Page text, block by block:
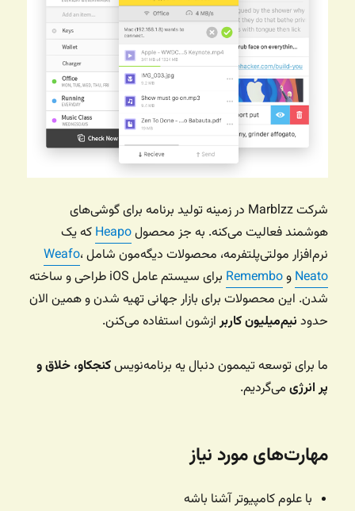
شرکت Marblzz در زمینه تولید برنامه برای گوشی‌های
هوشمند فعالیت می‌کنه. به جز محصولHeapo که یک
نرم‌افزار مولتی‌پلتفرمه، محصولات دیگه‌مون شاملWeafo،
Neato وRemembo
برای سیستم عامل iOS طراحی و ساخته
شدن. این محصولات برای بازار جهانی تهیه شدن و همین الان
حدود نیم‌میلیون کاربرازشون استفاده می‌کنن.
ما برای توسعه تیممون دنبال یه برنامه‌نویسکنجکاو، خلاق و
پر انرژی می‌گردیم.
مهارت‌های مورد نیاز
با علوم کامپیوتر آشنا باشه